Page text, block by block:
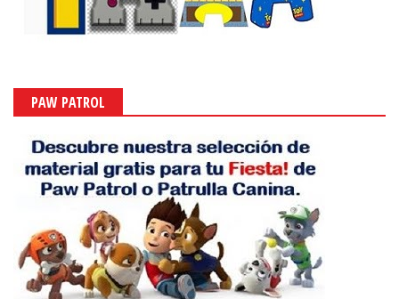
PAW PATROL